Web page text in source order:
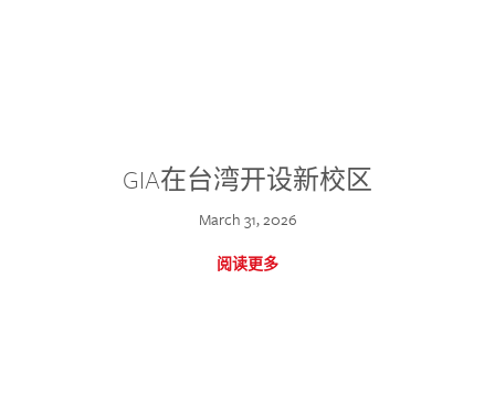
GIA在台湾开设新校区
March 31, 2026
阅读更多